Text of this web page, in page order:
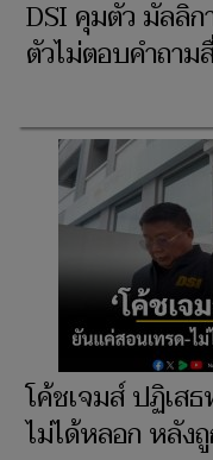
DSI คุมตัว มัลลิก
ตัวไม่ตอบคำถาม
โค้ชเจมส์ ปฏิเส
ไม่ได้หลอก หลัง